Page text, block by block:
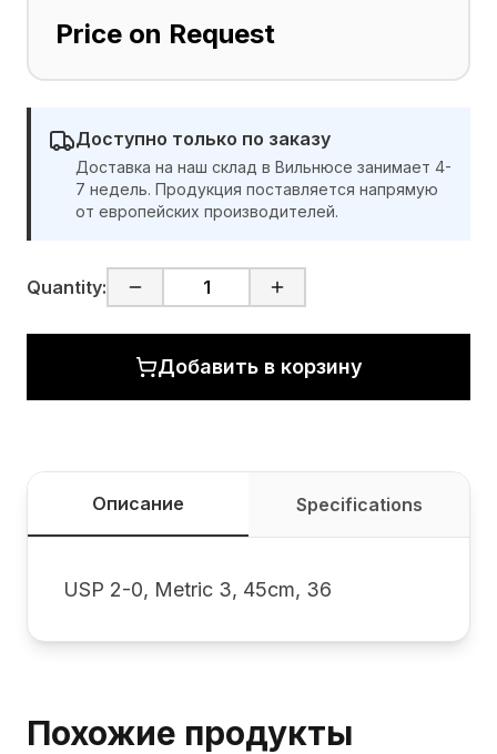
Price on Request
Доступно только по заказу
Доставка на наш склад в Вильнюсе занимает 4-
7 недель. Продукция поставляется напрямую
от европейских производителей.
Quantity:
Добавить в корзину
Описание Specifications
USP 2-0, Metric 3, 45cm, 36
Похожие продукты